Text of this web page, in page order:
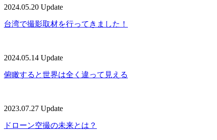
2024.05.20 Update
台湾で撮影取材を行ってきました！
2024.05.14 Update
俯瞰すると世界は全く違って見える
2023.07.27 Update
ドローン空撮の未来とは？